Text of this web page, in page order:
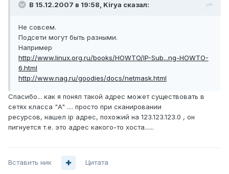
В 15.12.2007 в 19:58, Kirya сказал:
Не совсем.
Подсети могут быть разными.
Например
http://www.linux.org.ru/books/HOWTO/IP-Sub...ng-HOWTO-
6.html
http://www.nag.ru/goodies/docs/netmask.html
Спасибо... как я понял такой адрес может существовать в
сетях класса "A" .... просто при сканировании
ресурсов, нашел ip адрес, похожий на 123.123.123.0 , он
пигнуется т.е. это адрес какого-то хоста......
Вставить ник Цитата